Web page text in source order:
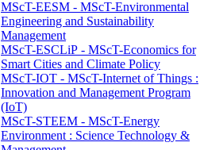
MScT-EESM - MScT-Environmental
Engineering and Sustainability
Management
MScT-ESCLiP - MScT-Economics for
Smart Cities and Climate Policy
MScT-IOT - MScT-Internet of Things :
Innovation and Management Program
(IoT)
MScT-STEEM - MScT-Energy
Environment : Science Technology &